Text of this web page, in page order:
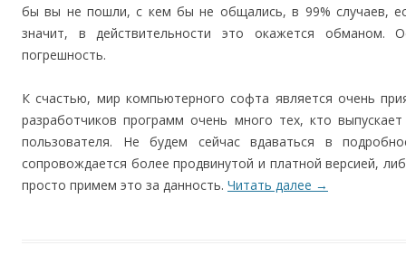
бы вы не пошли, с кем бы не общались, в 99% случаев,
значит, в действительности это окажется обманом.
погрешность.
К счастью, мир компьютерного софта является очень
разработчиков программ очень много тех, кто
пользователя. Не будем сейчас вдаваться в
сопровождается более продвинутой и платной версией,
просто примем это за данность. Читать далее →